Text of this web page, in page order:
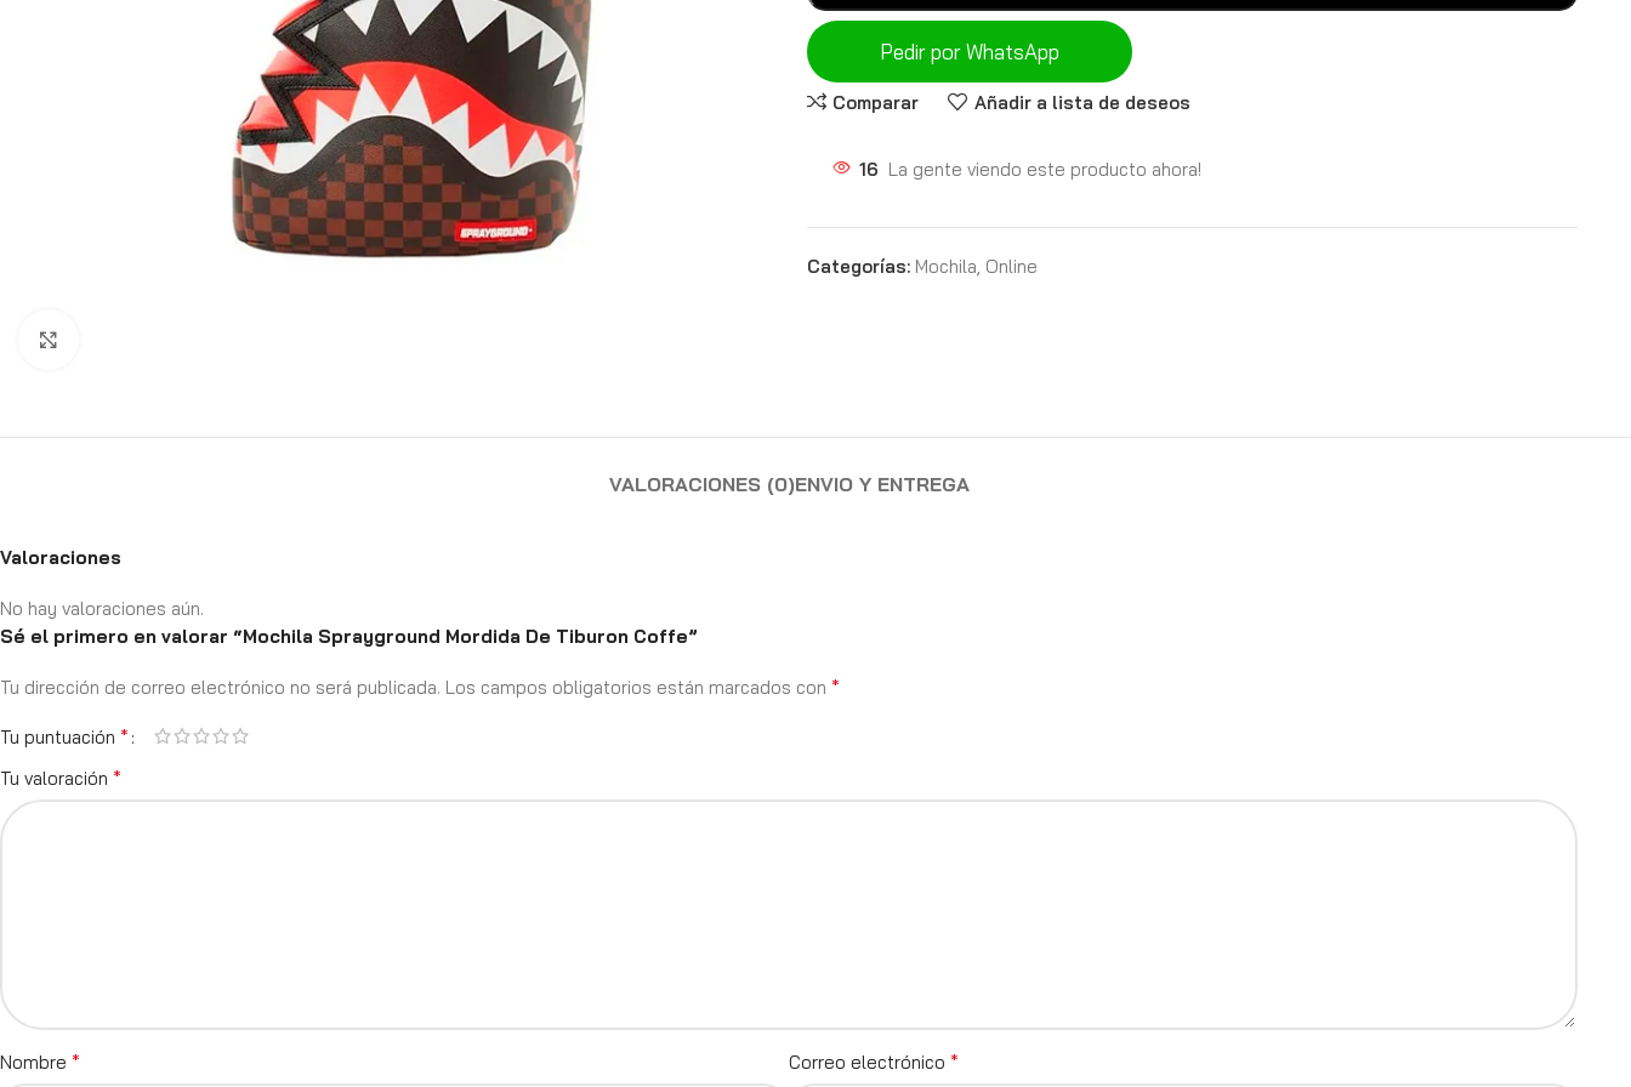
Pedir por WhatsApp
Comparar Añadir a lista de deseos
16 La gente viendo este producto ahora!
Categorías: Mochila, Online
VALORACIONES (0)ENVIO Y ENTREGA
Valoraciones
No hay valoraciones aún.
Sé el primero en valorar “Mochila Sprayground Mordida De Tiburon Coffe”
Tu dirección de correo electrónico no será publicada. Los campos obligatorios están marcados con *
Tu puntuación *
Tu valoración *
Nombre * Correo electrónico *